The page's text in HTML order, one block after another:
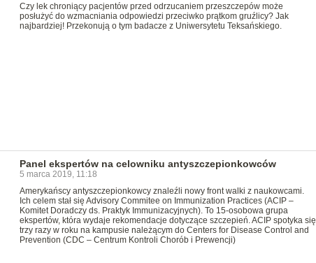
Czy lek chroniący pacjentów przed odrzucaniem przeszczepów może
posłużyć do wzmacniania odpowiedzi przeciwko prątkom gruźlicy? Jak
najbardziej! Przekonują o tym badacze z Uniwersytetu Teksańskiego.
Panel ekspertów na celowniku antyszczepionkowców
5 marca 2019, 11:18
Amerykańscy antyszczepionkowcy znaleźli nowy front walki z naukowcami.
Ich celem stał się Advisory Commitee on Immunization Practices (ACIP –
Komitet Doradczy ds. Praktyk Immunizacyjnych). To 15-osobowa grupa
ekspertów, która wydaje rekomendacje dotyczące szczepień. ACIP spotyka się
trzy razy w roku na kampusie należącym do Centers for Disease Control and
Prevention (CDC – Centrum Kontroli Chorób i Prewencji)